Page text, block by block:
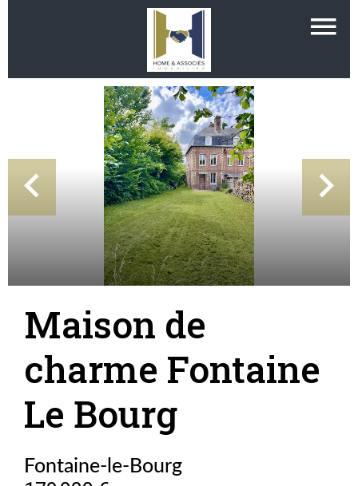
Maison de
charme Fontaine
Le Bourg
Fontaine-le-Bourg